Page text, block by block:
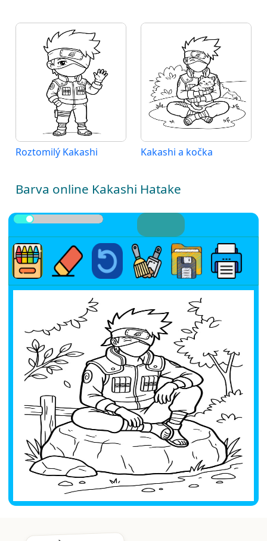
Roztomilý Kakashi Kakashi a kočka
Barva online Kakashi Hatake